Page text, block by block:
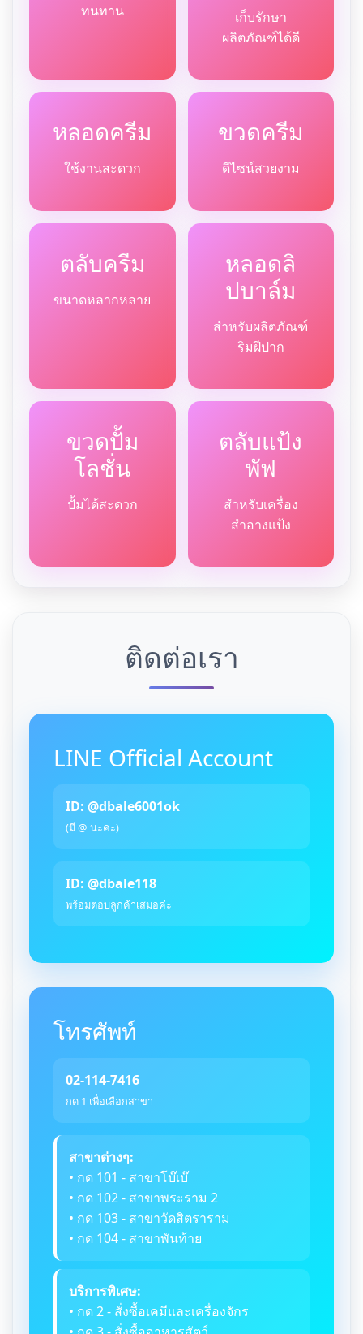
ทนทาน
เก็บรักษา
ผลิตภัณฑ์ได้ดี
หลอดครีม
ใช้งานสะดวก
ขวดครีม
ดีไซน์สวยงาม
ตลับครีม
ขนาดหลากหลาย
หลอดลิ
ปบาล์ม
สำหรับผลิตภัณฑ์
ริมฝีปาก
ขวดปั้ม
โลชั่น
ปั้มได้สะดวก
ตลับแป้ง
พัฟ
สำหรับเครื่อง
สำอางแป้ง
ติดต่อเรา
LINE Official Account
ID: @dbale6001ok
(มี @ นะคะ)
ID: @dbale118
พร้อมตอบลูกค้าเสมอค่ะ
โทรศัพท์
02-114-7416
กด 1 เพื่อเลือกสาขา
สาขาต่างๆ:
• กด 101 - สาขาโบ๊เบ๊
• กด 102 - สาขาพระราม 2
• กด 103 - สาขาวัดสิตราราม
• กด 104 - สาขาพันท้าย
บริการพิเศษ:
• กด 2 - สั่งซื้อเคมีและเครื่องจักร